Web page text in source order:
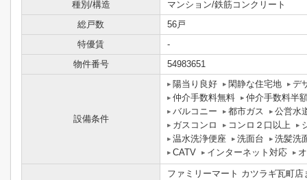
種別/構造
マンション/鉄筋コンクリート
総戸数
56戸
特優賃
-
物件番号
54983651
設備条件
陽当り良好 閑静な住宅地
デ
仲介手数料無料
仲介手数料半
バルコニー
都市ガス
公営水
ガスコンロ
コンロ２口以上
温水洗浄便座
洗面台
洗髪洗
CATV
インターネット対応
ファミリーマート カツラギ瓦町